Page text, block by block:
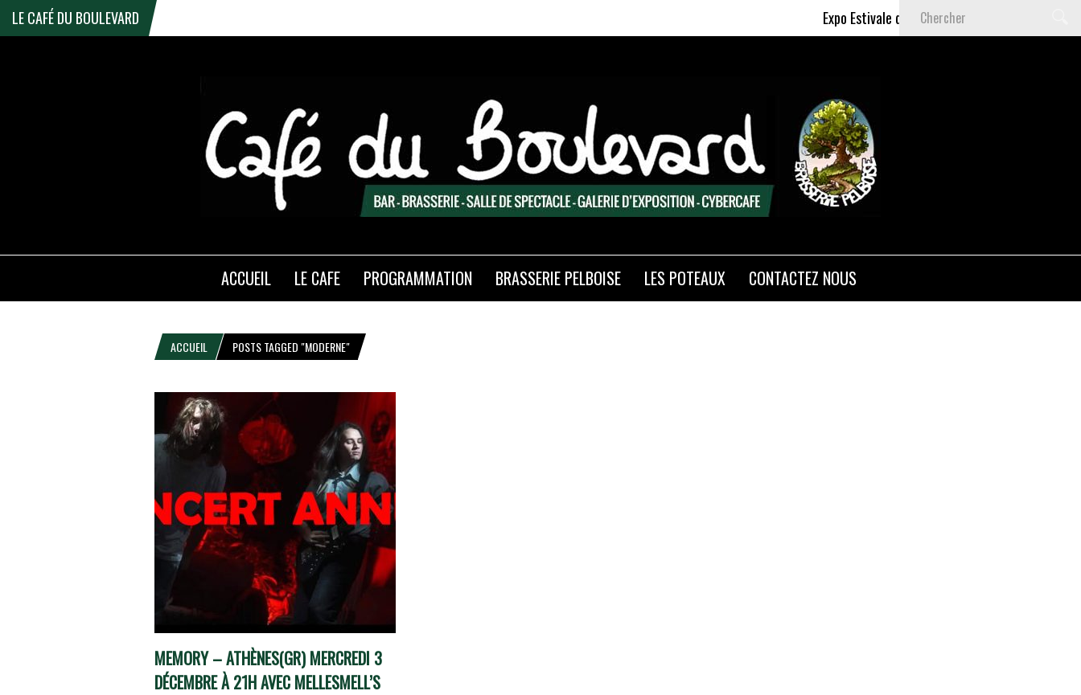
LE CAFÉ DU BOULEVARD Expo Estivale de Céline DELAS - Du 9 Juillet au 6
ACCUEIL LE CAFE PROGRAMMATION BRASSERIE PELBOISE LES POTEAUX CONTACTEZ NOUS
ACCUEIL POSTS TAGGED "MODERNE"
MEMORY – ATHÈNES(GR) MERCREDI 3
DÉCEMBRE À 21H AVEC MELLESMELL’S